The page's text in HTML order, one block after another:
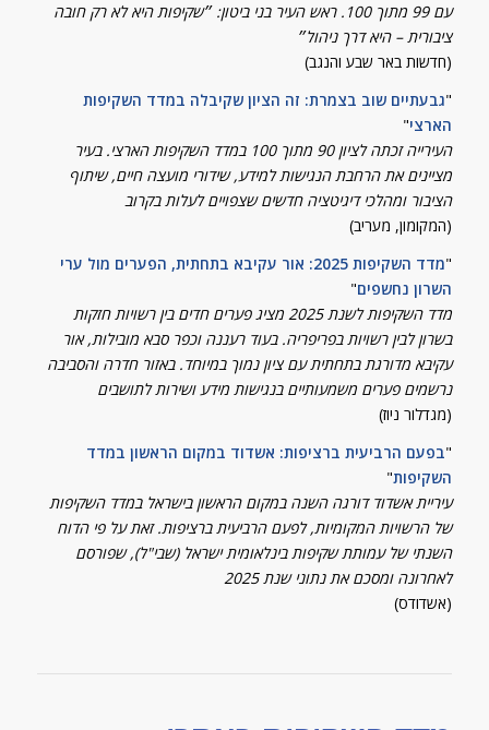
עם 99 מתוך 100. ראש העיר בני ביטון: ״שקיפות היא לא רק חובה
ציבורית – היא דרך ניהול״
(חדשות באר שבע והנגב)
"גבעתיים שוב בצמרת: זה הציון שקיבלה במדד השקיפות
הארצי"
העירייה זכתה לציון 90 מתוך 100 במדד השקיפות הארצי. בעיר
מציינים את הרחבת הנגישות למידע, שידורי מועצה חיים, שיתוף
הציבור ומהלכי דיגיטציה חדשים שצפויים לעלות בקרוב
(המקומון, מעריב)
"
מדד השקיפות 2025: אור עקיבא בתחתית, הפערים מול ערי
השרון נחשפים"
מדד השקיפות לשנת 2025 מציג פערים חדים בין רשויות חזקות
בשרון לבין רשויות בפריפריה. בעוד רעננה וכפר סבא מובילות, אור
עקיבא מדורגת בתחתית עם ציון נמוך במיוחד. באזור חדרה והסביבה
נרשמים פערים משמעותיים בנגישות מידע ושירות לתושבים
(מגדלור ניוז)
"בפעם הרביעית ברציפות: אשדוד במקום הראשון במדד
השקיפות"
עיריית אשדוד דורגה השנה במקום הראשון בישראל במדד השקיפות
של הרשויות המקומיות, לפעם הרביעית ברציפות. זאת על פי הדוח
השנתי של עמותת שקיפות בינלאומית ישראל (שבי"ל), שפורסם
לאחרונה ומסכם את נתוני שנת 2025
(אשדודס)